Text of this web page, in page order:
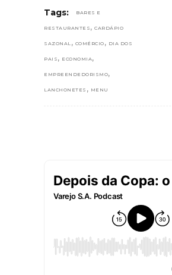
Tags: BARES E
RESTAURANTES , CARDÁPIO
SAZONAL , COMÉRCIO , DIA DOS
PAIS , ECONOMIA,
EMPREENDEDORISMO,
LANCHONETES , MENU